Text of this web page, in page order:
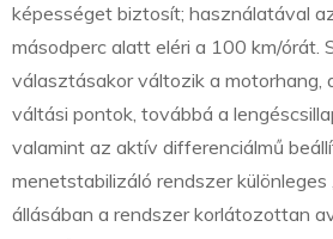
képességet biztosít; használatával
másodperc alatt eléri a 100 km/órát.
választásakor változik a motorhang,
váltási pontok, továbbá a
valamint az aktív differenciálmű
menetstabilizáló rendszer különleges
állásában a rendszer korlátozottan